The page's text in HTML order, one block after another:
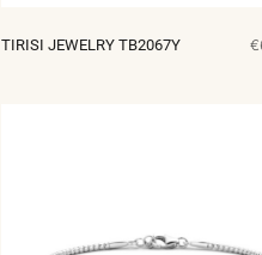
TIRISI JEWELRY TB2067Y